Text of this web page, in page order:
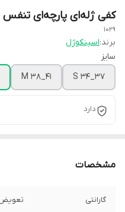
کفی ژله‌ای پارچه‌ای تنفس
1029
برند:اسپنکوژل
سایز
S 34_37
M 38_41
دارد
مشخصات
گارانتی تعویض